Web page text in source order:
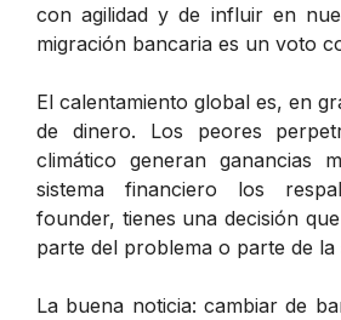
con agilidad y de influir en
migración bancaria es un voto
El calentamiento global es, en
de dinero. Los peores
climático generan ganancias
sistema financiero los
founder, tienes una decisión
parte del problema o parte de la
La buena noticia: cambiar de